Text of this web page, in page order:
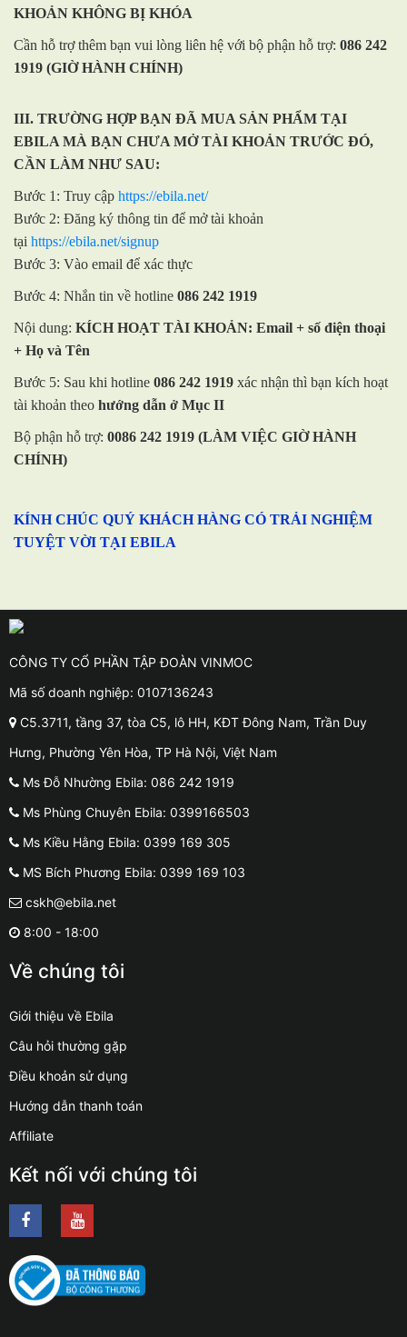
KHOẢN KHÔNG BỊ KHÓA
Cần hỗ trợ thêm bạn vui lòng liên hệ với bộ phận hỗ trợ: 086 242
1919 (GIỜ HÀNH CHÍNH)
III. TRƯỜNG HỢP BẠN ĐÃ MUA SẢN PHẨM TẠI
EBILA MÀ BẠN CHƯA MỞ TÀI KHOẢN TRƯỚC ĐÓ,
CẦN LÀM NHƯ SAU:
Bước 1: Truy cập https://ebila.net/
Bước 2: Đăng ký thông tin để mở tài khoản
tại https://ebila.net/signup
Bước 3: Vào email để xác thực
Bước 4: Nhắn tin về hotline 086 242 1919
Nội dung: KÍCH HOẠT TÀI KHOẢN: Email + số điện thoại
+ Họ và Tên
Bước 5: Sau khi hotline 086 242 1919 xác nhận thì bạn kích hoạt
tài khoản theo hướng dẫn ở Mục II
Bộ phận hỗ trợ: 0086 242 1919 (LÀM VIỆC GIỜ HÀNH
CHÍNH)
KÍNH CHÚC QUÝ KHÁCH HÀNG CÓ TRẢI NGHIỆM
TUYỆT VỜI TẠI EBILA
CÔNG TY CỔ PHẦN TẬP ĐOÀN VINMOC
Mã số doanh nghiệp: 0107136243
C5.3711, tầng 37, tòa C5, lô HH, KĐT Đông Nam, Trần Duy
Hưng, Phường Yên Hòa, TP Hà Nội, Việt Nam
Ms Đỗ Nhường Ebila: 086 242 1919
Ms Phùng Chuyên Ebila: 0399166503
Ms Kiều Hằng Ebila: 0399 169 305
MS Bích Phương Ebila: 0399 169 103
cskh@ebila.net
8:00 - 18:00
Về chúng tôi
Giới thiệu về Ebila
Câu hỏi thường gặp
Điều khoản sử dụng
Hướng dẫn thanh toán
Affiliate
Kết nối với chúng tôi